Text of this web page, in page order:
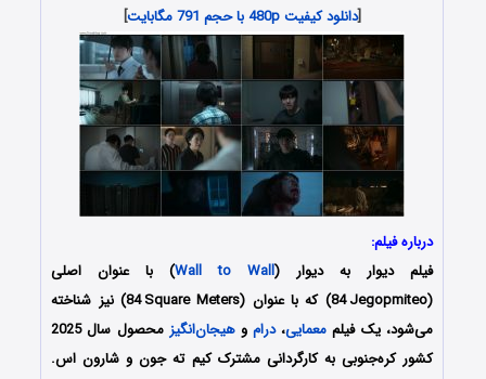
[دانلود کیفیت 480p با حجم 791 مگابایت ]
درباره فیلم:
فیلم دیوار به دیوار (Wall to Wall) با عنوان اصلی
(84
iJegopmiteo) که با عنوان (84 i
Square Meters) نیز شناخته
می‌شود، یک فیلم معمایی،دراموهیجان‌انگیز
محصول سال 2025
کشور کره‌جنوبی به کارگردانی مشترک کیم ته جون و شارون اس.